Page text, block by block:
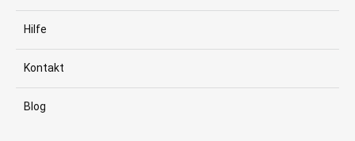
Hilfe
Kontakt
Blog